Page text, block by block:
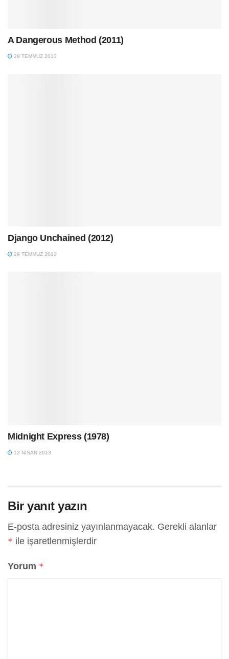
A Dangerous Method (2011)
29 TEMMUZ 2013
Django Unchained (2012)
29 TEMMUZ 2013
Midnight Express (1978)
12 NISAN 2013
Bir yanıt yazın
E-posta adresiniz yayınlanmayacak. Gerekli alanlar
* ile işaretlenmişlerdir
Yorum *